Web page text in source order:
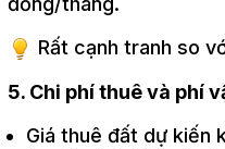
Rất cạnh tranh so
5. Chi phí thuê và phí
Giá thuê đất dự kiến